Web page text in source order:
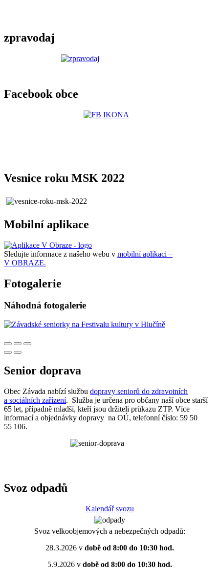
zpravodaj
Facebook obce
Vesnice roku MSK 2022
Mobilní aplikace
Sledujte informace z našeho webu v mobilní aplikaci –
V OBRAZE.
Fotogalerie
Náhodná fotogalerie
Senior doprava
Obec Závada nabízí službu dopravy seniorů do zdravotních
a sociálních zařízení. Služba je určena pro občany naší obce starší
65 let, případně mladší, kteří jsou držiteli průkazu ZTP. Více
informací a objednávky dopravy na OÚ, telefonní číslo: 59 50
55 106.
Svoz odpadů
Kalendář svozu
Svoz velkoobjemových a nebezpečných odpadů:
28.3.2026 vdobě od 8:00 do 10:30 hod.
5.9.2026 vdobě od 8:00 do 10:30 hod.